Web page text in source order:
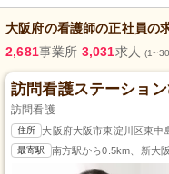
大阪府の看護師の正社員の
2,681事業所 3,031求人
訪問看護ステーショ
訪問看護
住所 大阪府大阪市東淀川区東中
最寄駅 南方駅から0.5km、新大